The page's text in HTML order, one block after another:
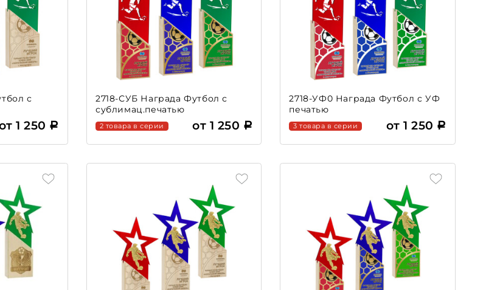
с
1 250
2718-СУБ Награда Футбол с
сублимац.печатью
2 товара в серии от 1 250
2718-УФ0 Награда Футбол с УФ
печатью
3 товара в серии от 1 250